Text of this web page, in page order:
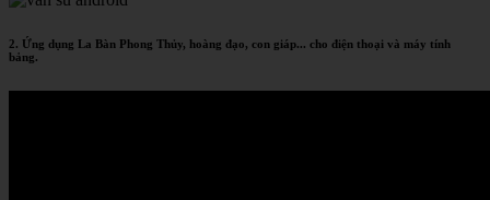
2. Ứng dụng La Bàn Phong Thủy, hoàng đạo, con giáp... cho điện thoại và máy tính
bảng.